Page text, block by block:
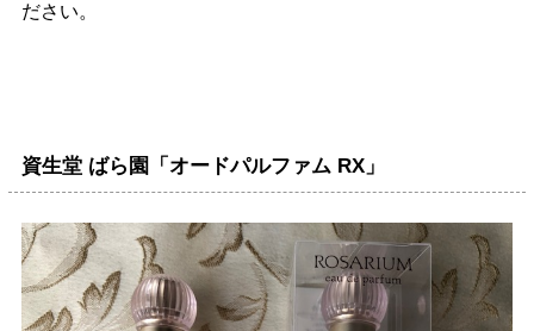
ださい。
資生堂 ばら園「オードパルファム RX」